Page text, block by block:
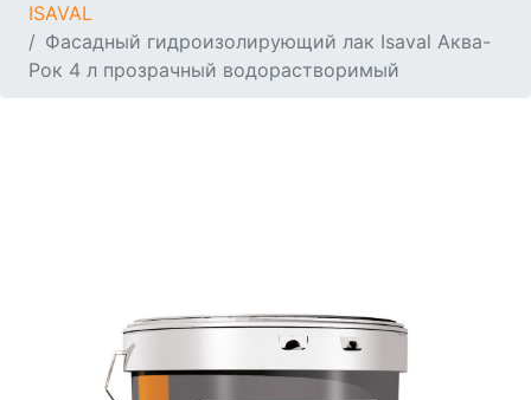
ISAVAL
Фасадный гидроизолирующий лак Isaval Аква-
Рок 4 л прозрачный водорастворимый